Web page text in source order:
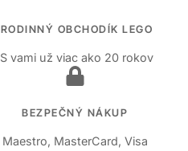
RODINNÝ OBCHODÍK LEGO
S vami už viac ako 20 rokov
BEZPEČNÝ NÁKUP
Maestro, MasterCard, Visa